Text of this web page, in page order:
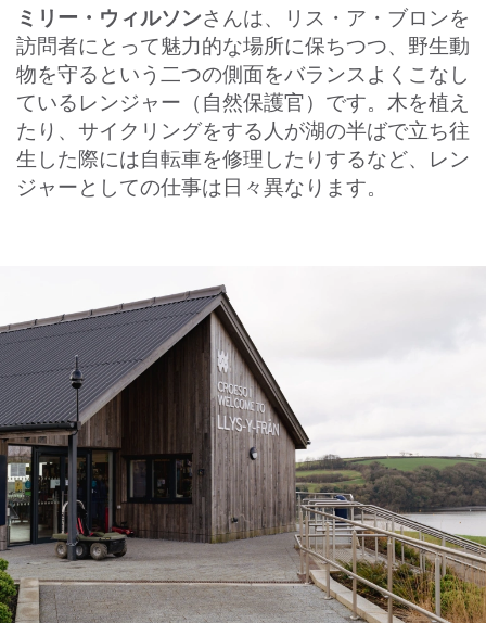
ミリー・ウィルソンさんは、リス・ア・ブロンを
訪問者にとって魅力的な場所に保ちつつ、野生動
物を守るという二つの側面をバランスよくこなし
ているレンジャー（自然保護官）です。木を植え
たり、サイクリングをする人が湖の半ばで立ち往
生した際には自転車を修理したりするなど、レン
ジャーとしての仕事は日々異なります。